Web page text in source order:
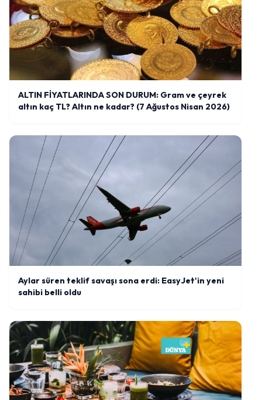
ALTIN FİYATLARINDA SON DURUM: Gram ve çeyrek
altın kaç TL? Altın ne kadar? (7 Ağustos Nisan 2026)
Aylar süren teklif savaşı sona erdi: EasyJet'in yeni
sahibi belli oldu